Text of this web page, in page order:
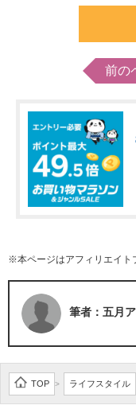
前の
※本ページはアフィリエイト
筆者：五月
TOP > ライフスタイル